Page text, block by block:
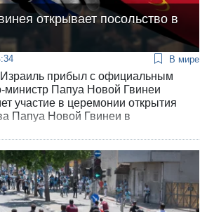
открывает посольство в
В мире
Израиль прибыл с официальным
министр Папуа Новой Гвинеи
участие в церемонии открытия
Папуа Новой Гвинеи в